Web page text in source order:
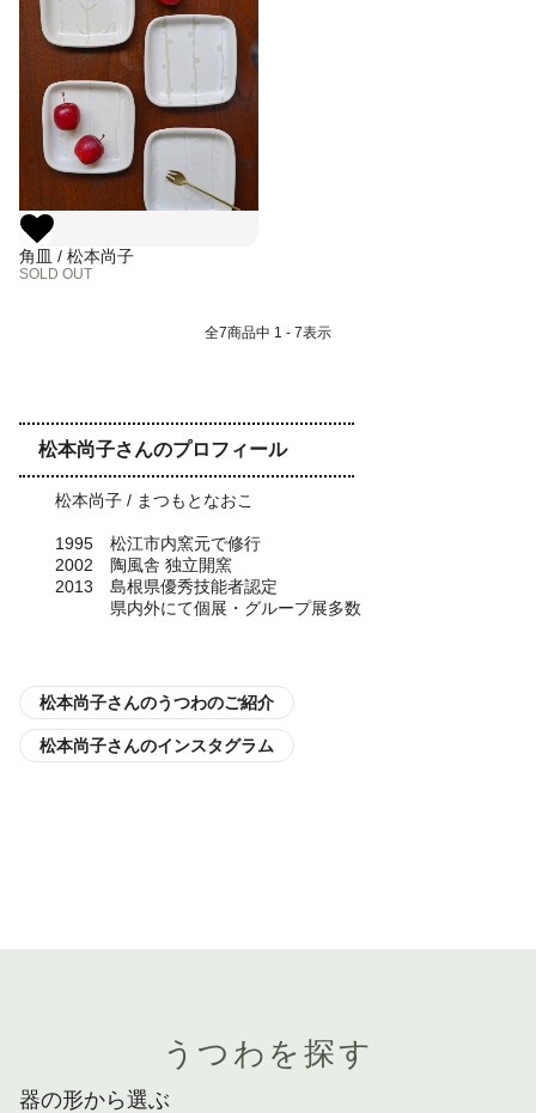
角皿 / 松本尚子
SOLD OUT
全7商品中 1 - 7表示
松本尚子さんのプロフィール
松本尚子 / まつもとなおこ
1995 松江市内窯元で修行
2002 陶風舎 独立開窯
2013 島根県優秀技能者認定
県内外にて個展・グループ展多数
松本尚子さんのうつわのご紹介
松本尚子さんのインスタグラム
うつわを探す
器の形から選ぶ